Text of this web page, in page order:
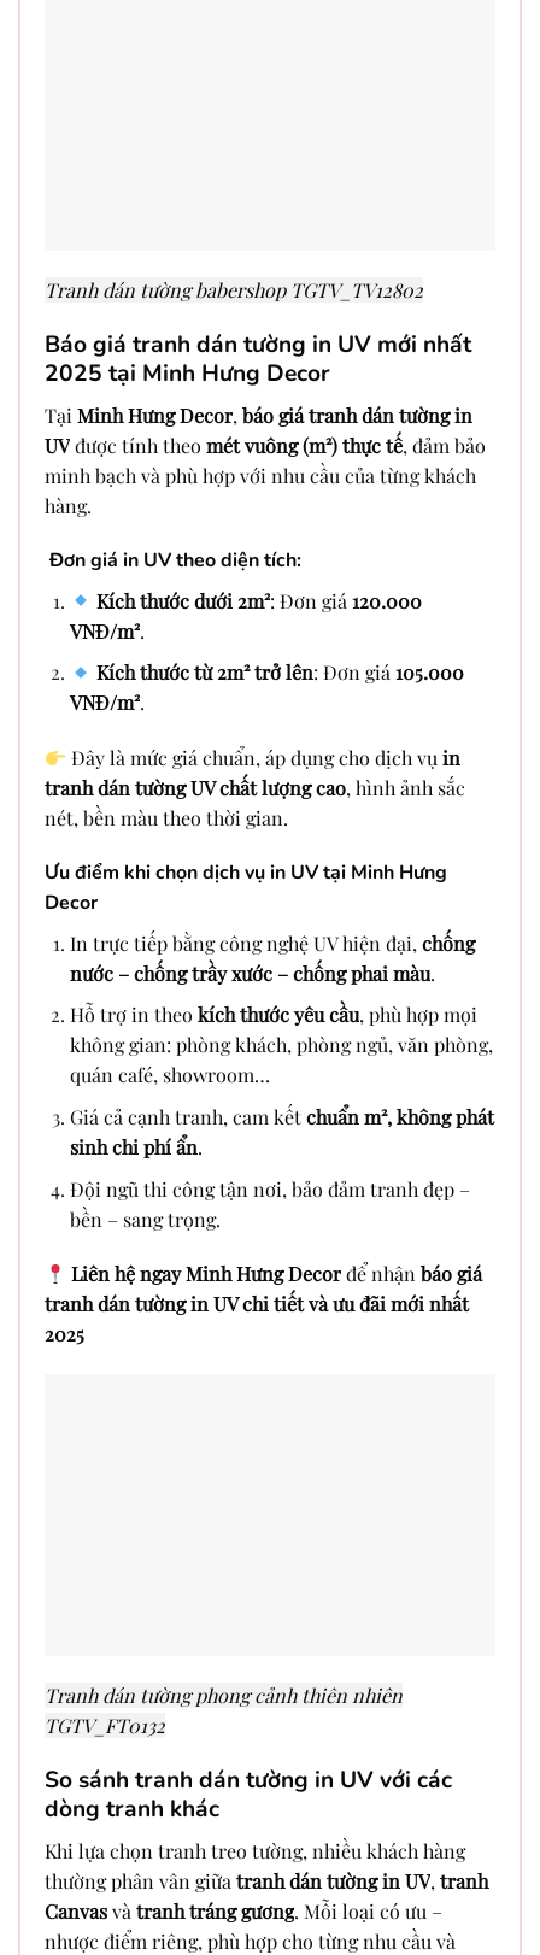
Tranh dán tường babershop TGTV_TV12802
Báo giá tranh dán tường in UV mới nhất
2025 tại Minh Hưng Decor
Tại Minh Hưng Decor, báo giá tranh dán tường in
UVđược tính theo mét vuông (m²) thực tế, đảm bảo
minh bạch và phù hợp với nhu cầu của từng khách
hàng.
Đơn giá in UV theo diện tích:
Kích thước dưới 2m²: Đơn giá120.000
VNĐ/m².
Kích thước từ 2m² trở lên: Đơn giá105.000
VNĐ/m².
Đây là mức giá chuẩn, áp dụng cho dịch vụin
tranh dán tường UV chất lượng cao, hình ảnh sắc
nét, bền màu theo thời gian.
Ưu điểm khi chọn dịch vụ in UV tại Minh Hưng
Decor
In trực tiếp bằng công nghệ UV hiện đại, chống
nước – chống trầy xước – chống phai màu.
Hỗ trợ in theo kích thước yêu cầu, phù hợp mọi
không gian: phòng khách, phòng ngủ, văn phòng,
quán café, showroom…
Giá cả cạnh tranh, cam kếtchuẩn m², không phát
sinh chi phí ẩn.
Đội ngũ thi công tận nơi, bảo đảm tranh đẹp –
bền – sang trọng.
Liên hệ ngay Minh Hưng Decorđể nhậnbáo giá
tranh dán tường in UV chi tiết và ưu đãi mới nhất
2025
Tranh dán tường phong cảnh thiên nhiên
TGTV_FT0132
So sánh tranh dán tường in UV với các
dòng tranh khác
Khi lựa chọn tranh treo tường, nhiều khách hàng
thường phân vân giữa tranh dán tường in UV, tranh
Canvasvà tranh tráng gương. Mỗi loại có ưu –
nhược điểm riêng, phù hợp cho từng nhu cầu và